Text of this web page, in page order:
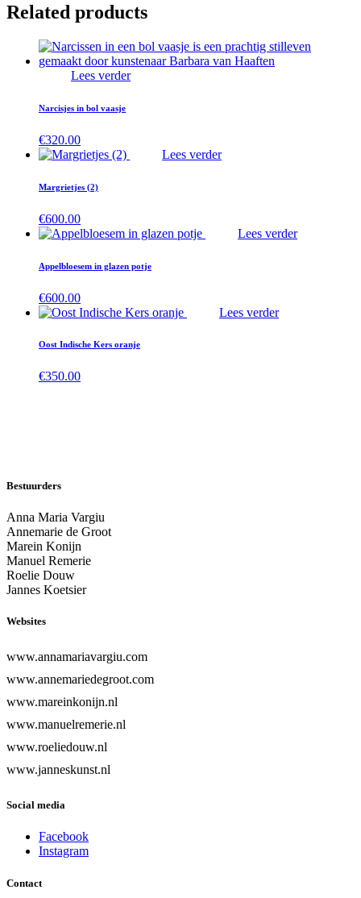
Related products
Lees verder
Narcisjes in bol vaasje
€320.00
Lees verder
Margrietjes (2)
€600.00
Lees verder
Appelbloesem in glazen potje
€600.00
Lees verder
Oost Indische Kers oranje
€350.00
Bestuurders
Anna Maria Vargiu
Annemarie de Groot
Marein Konijn
Manuel Remerie
Roelie Douw
Jannes Koetsier
Websites
www.annamariavargiu.com
www.annemariedegroot.com
www.mareinkonijn.nl
www.manuelremerie.nl
www.roeliedouw.nl
www.janneskunst.nl
Social media
Facebook
Instagram
Contact